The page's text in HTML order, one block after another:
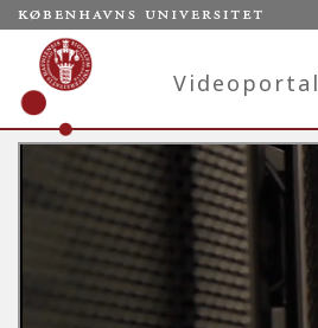
Videoportal